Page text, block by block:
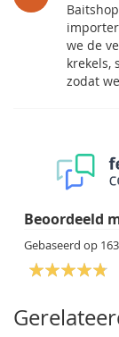
we de
krekels,
zodat
Beoordeeld
Gebaseerd op